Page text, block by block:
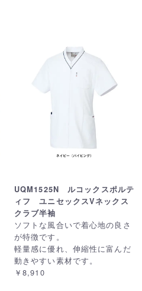
UQM1525N ルコックスポルテ
ィフ ユニセックスVネックス
クラブ半袖
ソフトな風合いで着心地の良さ
が特徴です。
軽量感に優れ、伸縮性に富んだ
動きやすい素材です。
￥8,910